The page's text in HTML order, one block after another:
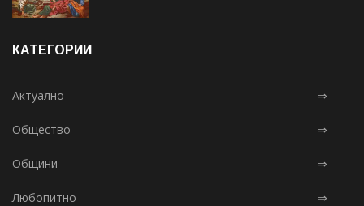
КАТЕГОРИИ
Актуално ⇒
Общество ⇒
Общини ⇒
Любопитно ⇒